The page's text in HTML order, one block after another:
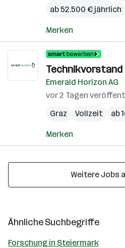
ab 52.500 € jährlich
Merken
Technikvorstand
Emerald Horizon AG
vor 2 Tagen
Graz
Vollzeit ab
Merken
Weitere Jobs
Ähnliche Suchbegriffe
Forschung in Steiermark